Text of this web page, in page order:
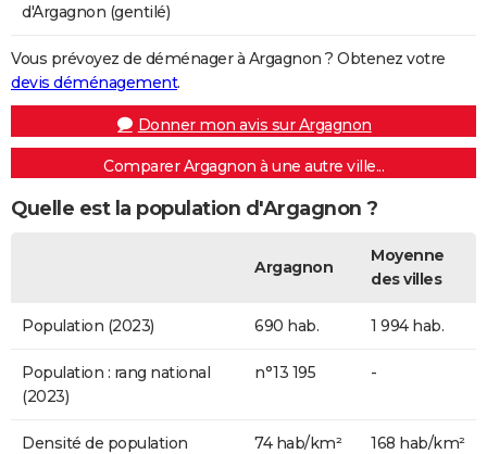
d'Argagnon (gentilé)
Vous prévoyez de déménager à Argagnon ? Obtenez votre
devis déménagement.
Donner mon avis sur Argagnon
Comparer Argagnon à une autre ville...
Quelle est la population d'Argagnon ?
Argagnon
Moyenne
des villes
Population (2023) 690 hab. 1 994 hab.
Population : rang national
(2023)
n°13 195 -
Densité de population
74 hab/km² 168 hab/km²